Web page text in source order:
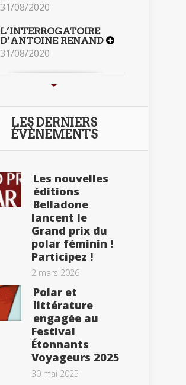
31/08/2020
L’INTERROGATOIRE
D’ANTOINE RENAND
31/08/2020
LES DERNIERS
ÉVÈNEMENTS
Les nouvelles
éditions
Belladone
lancent le
Grand prix du
polar féminin !
Participez !
2 mars 2026
Polar et
littérature
engagée au
Festival
Étonnants
Voyageurs 2025
30 mai 2025